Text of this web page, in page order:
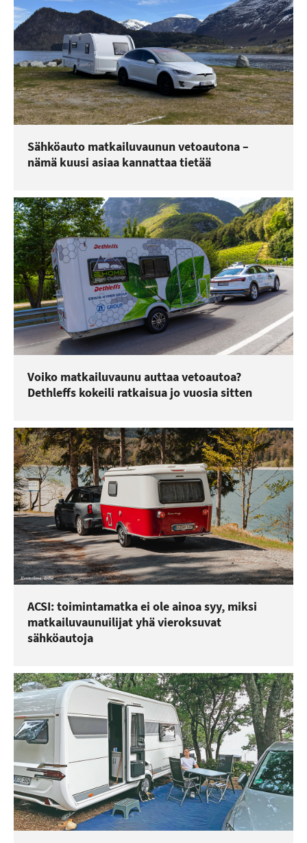
Sähköauto matkailuvaunun vetoautona –
nämä kuusi asiaa kannattaa tietää
Voiko matkailuvaunu auttaa vetoautoa?
Dethleffs kokeili ratkaisua jo vuosia sitten
ACSI: toimintamatka ei ole ainoa syy, miksi
matkailuvaunuilijat yhä vieroksuvat
sähköautoja